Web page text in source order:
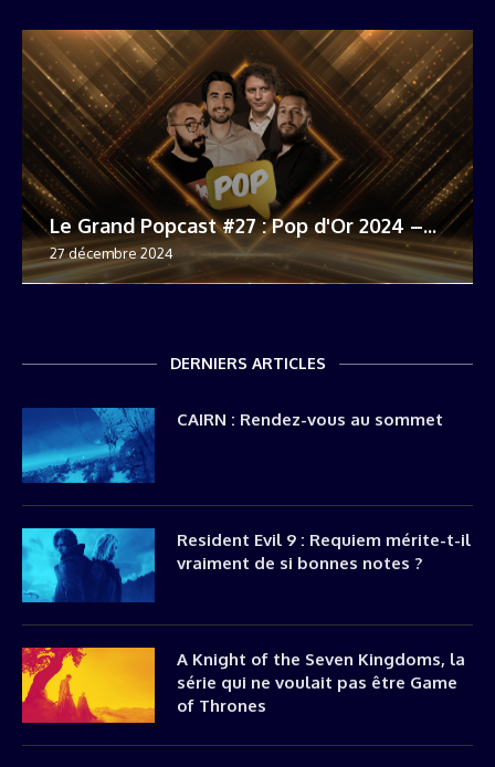
Le Grand Popcast #27 : Pop d'Or 2024 –...
27 décembre 2024
DERNIERS ARTICLES
CAIRN : Rendez-vous au sommet
Resident Evil 9 : Requiem mérite-t-il
vraiment de si bonnes notes ?
A Knight of the Seven Kingdoms, la
série qui ne voulait pas être Game
of Thrones